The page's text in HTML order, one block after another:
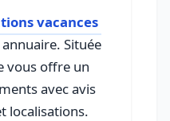
vacances
Située
vous offre un
avec avis
localisations.